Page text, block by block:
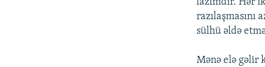
sülhü əldə
Mənə elə gəlir